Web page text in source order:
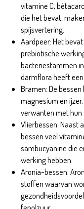
vitamine C,
die het bevat,
spijsvertering.
Aardpeer: Het
prebiotische
bacteriestammen
darmflora heeft
Bramen: De
magnesium en
verwanten met hun
Vlierbessen: Naast
bessen veel
sambucyanine die
werking hebben.
Aronia-bessen:
stoffen waarvan